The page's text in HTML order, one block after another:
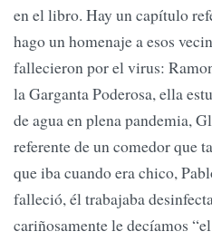
en el libro. Hay un capítulo
hago un homenaje a esos
fallecieron por el virus:
la Garganta Poderosa, ella
de agua en plena pandemia,
referente de un comedor que
que iba cuando era chico,
falleció, él trabajaba
cariñosamente le decíamos